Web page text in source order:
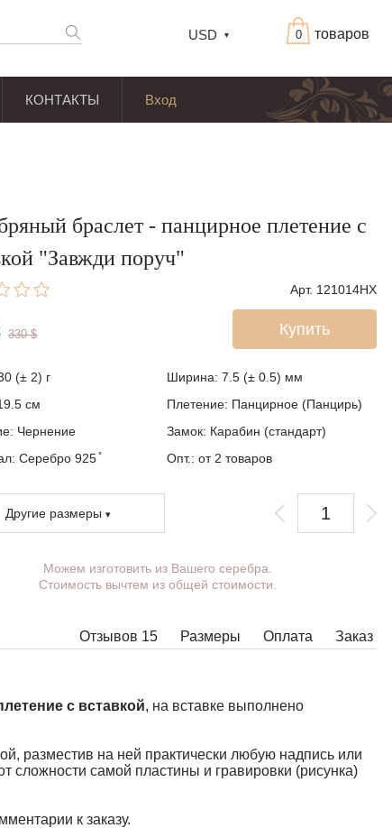
товаров
0
USD
КОНТАКТЫ Вход
браслет - панцирное плетение с
"Завжди поруч"
Арт. 121014HX
Купить
330 $
(± 2) г Ширина:7.5 (± 0.5) мм
см Плетение: Панцирное (Панцирь)
Чернение Замок: Карабин (стандарт)
Серебро 925
Опт.: от 2 товаров
Другие размеры
Вы можете выбрать покрытие, массу,
длину, ширину, замок.
в таких случаях наши менеджеры свяжутся с
Можем изготовить из Вашего серебра.
Стоимость вычтем из общей стоимости.
Отзывов 15 Заказ
Оплата
Размеры
с вставкой, на вставке выполнено
разместив на ней практически любую надпись или
сложности самой пластины и гравировки (рисунка)
к заказу.